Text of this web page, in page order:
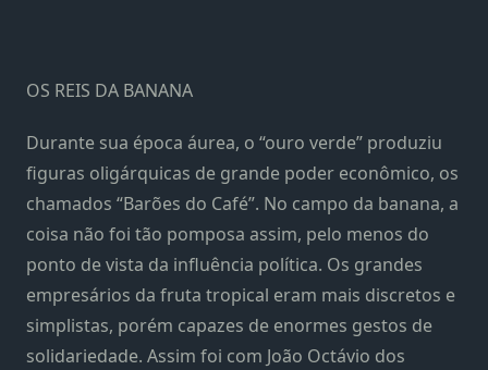
OS REIS DA BANANA
Durante sua época áurea, o “ouro verde” produziu
figuras oligárquicas de grande poder econômico, os
chamados “Barões do Café”. No campo da banana, a
coisa não foi tão pomposa assim, pelo menos do
ponto de vista da influência política. Os grandes
empresários da fruta tropical eram mais discretos e
simplistas, porém capazes de enormes gestos de
solidariedade. Assim foi com João Octávio dos